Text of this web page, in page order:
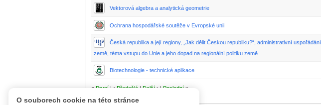
Vektorová algebra a analytická geometrie
Ochrana hospodářské soutěže v Evropské unii
Česká republika a její regiony, „Jak dělit Českou republiku?“, administrativní uspořádání
země, téma vstupu do Unie a jeho dopad na regionální politiku země
Biotechnologie - technické aplikace
« První | ‹ Předešlá | Další › | Poslední »
O souborech cookie na této stránce